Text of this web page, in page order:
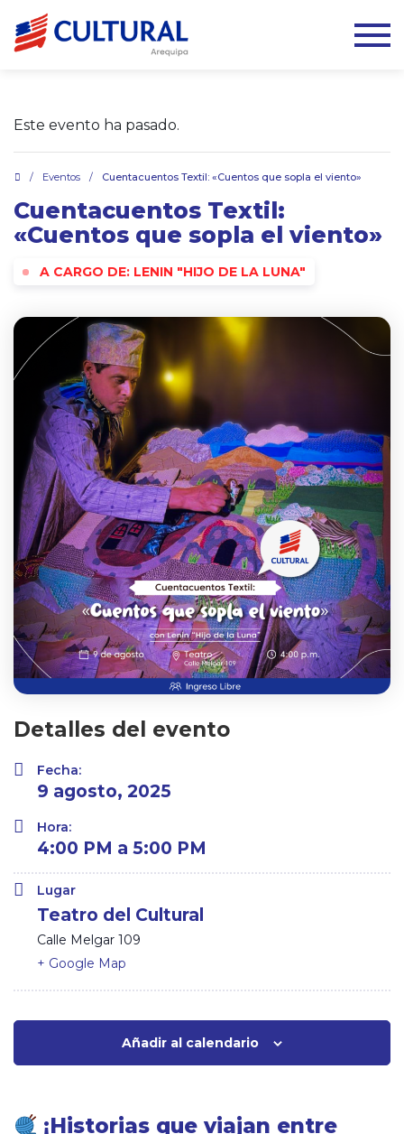
Este evento ha pasado.
/ Eventos / Cuentacuentos Textil: «Cuentos que sopla el viento»
Cuentacuentos Textil:
«Cuentos que sopla el viento»
A CARGO DE: LENIN "HIJO DE LA LUNA"
Detalles del evento
Fecha:
9 agosto, 2025
Hora:
4:00 PM a 5:00 PM
Lugar
Teatro del Cultural
Calle Melgar 109
+ Google Map
Añadir al calendario
¡Historias que viajan entre